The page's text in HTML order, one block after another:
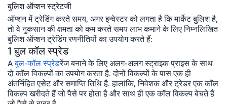
बुलिश ऑप्शन स्ट्रेटजी
ऑप्शन में ट्रेडिंग करते समय, अगर इन्वेस्टर को लगता है कि मार्केट बुलिश है,
तो वे नुकसान की क्षमता को कम करते समय लाभ कमाने के लिए निम्नलिखित
बुलिश ऑप्शन ट्रेडिंग रणनीतियों का उपयोग करते हैं:
1 बुल कॉल स्प्रेड
Aबुल-कॉल स्प्रेडरेंज बनाने के लिए अलग-अलग स्ट्राइक प्राइस के साथ
दो कॉल विकल्पों का उपयोग करता है. दोनों विकल्पों के पास एक ही
अंतर्निहित एसेट और समाप्ति तिथि है. हालांकि, निवेशक और ट्रेडर एक कॉल
विकल्प खरीदते हैं जो पैसे पर होता है और साथ ही एक कॉल विकल्प बेचते हैं